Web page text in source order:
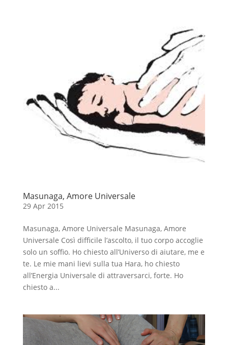
Masunaga, Amore Universale
29 Apr 2015
Masunaga, Amore Universale Masunaga, Amore
Universale Così difficile l’ascolto, il tuo corpo accoglie
solo un soffio. Ho chiesto all’Universo di aiutare, me e
te. Le mie mani lievi sulla tua Hara, ho chiesto
all’Energia Universale di attraversarci, forte. Ho
chiesto a...